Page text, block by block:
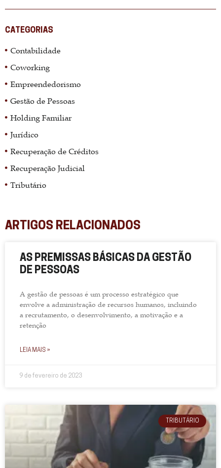
CATEGORIAS
Contabilidade
Coworking
Empreendedorismo
Gestão de Pessoas
Holding Familiar
Jurídico
Recuperação de Créditos
Recuperação Judicial
Tributário
ARTIGOS RELACIONADOS
AS PREMISSAS BÁSICAS DA GESTÃO
DE PESSOAS
A gestão de pessoas é um processo estratégico que
envolve a administração de recursos humanos, incluindo
a recrutamento, o desenvolvimento, a motivação e a
retenção
LEIA MAIS »
9 de fevereiro de 2023
TRIBUTÁRIO